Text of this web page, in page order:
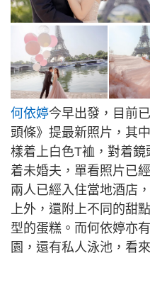
何依婷今早出發，目前
頭條》提最新照片，其
樣着上白色T裇，對着
着未婚夫，單看照片已
兩人已經入住當地酒店
上外，還附上不同的甜
型的蛋糕。而何依婷亦
園，還有私人泳池，看